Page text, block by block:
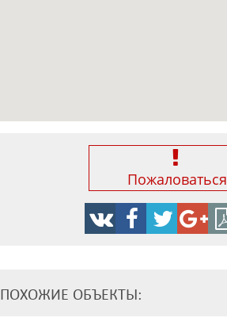
Пожаловаться
ПОХОЖИЕ ОБЪЕКТЫ: